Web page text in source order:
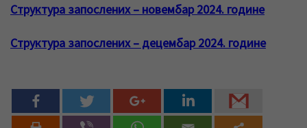
Структура запослених – новембар 2024. године
Структура запослених – децембар 2024. године